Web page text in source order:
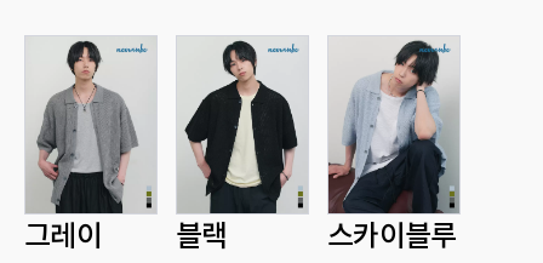
그레이 블랙 스카이블루